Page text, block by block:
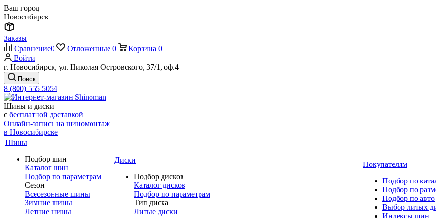
Ваш город
Новосибирск
Заказы
Сравнение0 Отложенные 0 Корзина 0
Войти
г. Новосибирск, ул. Николая Островского, 37/1, оф.4
Поиск
8 (800) 555 5054
Шины и диски
с бесплатной доставкой
Онлайн-запись на шиномонтаж
в Новосибирске
Шины
Подбор шин
Каталог шин
Подбор по параметрам
Сезон
Всесезонные шины
Зимние шины
Летние шины
Диски
Подбор дисков
Каталог дисков
Подбор по параметрам
Тип диска
Литые диски
Покупателям
Подбор по
Подбор по
Подбор по авто
Выбор литых
Индексы шин